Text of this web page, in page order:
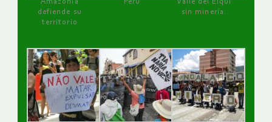
defiende su
territorio
sin minería.